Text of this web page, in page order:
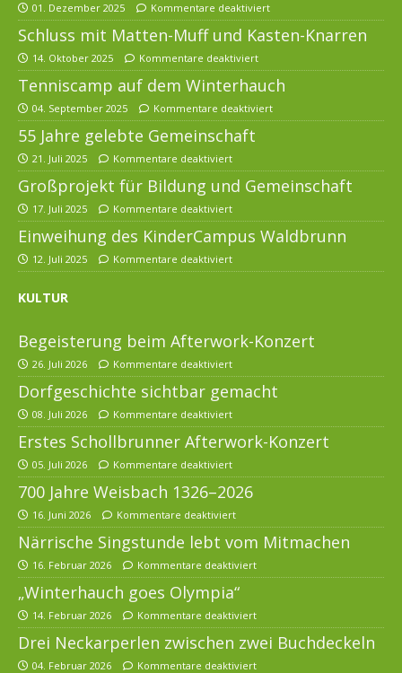
01. Dezember 2025 Kommentare deaktiviert
Schluss mit Matten-Muff und Kasten-Knarren
14. Oktober 2025 Kommentare deaktiviert
Tenniscamp auf dem Winterhauch
04. September 2025 Kommentare deaktiviert
55 Jahre gelebte Gemeinschaft
21. Juli 2025 Kommentare deaktiviert
Großprojekt für Bildung und Gemeinschaft
17. Juli 2025 Kommentare deaktiviert
Einweihung des KinderCampus Waldbrunn
12. Juli 2025 Kommentare deaktiviert
KULTUR
Begeisterung beim Afterwork-Konzert
26. Juli 2026 Kommentare deaktiviert
Dorfgeschichte sichtbar gemacht
08. Juli 2026 Kommentare deaktiviert
Erstes Schollbrunner Afterwork-Konzert
05. Juli 2026 Kommentare deaktiviert
700 Jahre Weisbach 1326–2026
16. Juni 2026 Kommentare deaktiviert
Närrische Singstunde lebt vom Mitmachen
16. Februar 2026 Kommentare deaktiviert
„Winterhauch goes Olympia“
14. Februar 2026 Kommentare deaktiviert
Drei Neckarperlen zwischen zwei Buchdeckeln
04. Februar 2026 Kommentare deaktiviert